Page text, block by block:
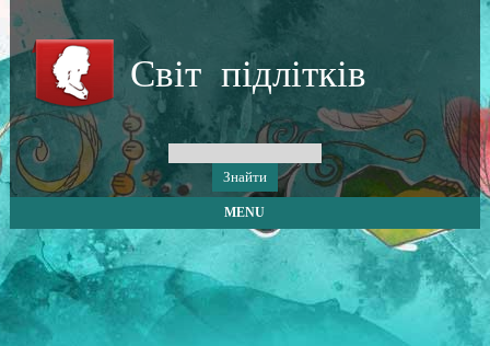
Світ підлітків
MENU